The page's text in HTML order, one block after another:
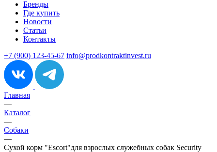
Бренды
Где купить
Новости
Статьи
Контакты
+7 (900) 123-45-67 info@prodkontraktinvest.ru
Главная
—
Каталог
—
Собаки
—
Сухой корм "Escort"для взрослых служебных собак Security